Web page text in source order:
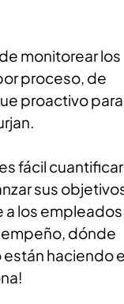
monitorear los
proceso, de
proactivo para
fácil cuantificar
sus
los
dónde
están haciendo